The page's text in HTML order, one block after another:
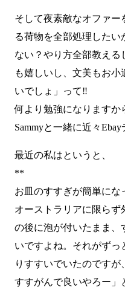
そして夜素敵なオファー
る荷物を全部処理したい
ない？やり方全部教え
も嬉しいし、文美もお
いでしょ」って‼
何より勉強になりますか
Sammyと一緒に近々
最近の私はというと、
**
お皿のすすぎが簡単にな
オーストラリアに限らず
の後に泡が付いたまま、
いですよね。それがず
りすすいでいたのです
すすがんで良いやろー」